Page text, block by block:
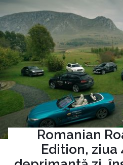
Romanian
Edition, ziua